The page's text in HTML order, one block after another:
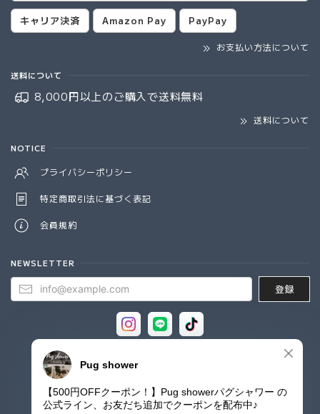
キャリア決済 Amazon Pay PayPay
お支払い方法について
送料について
8,000円以上のご購入で送料無料
送料について
NOTICE
プライバシーポリシー
特定商取引法に基づく表記
会員規約
NEWSLETTER
登録
© Pug shower - パグシャワー パグ雑貨専門店